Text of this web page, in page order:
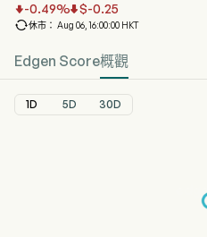
-0.49% $-0.25
休市： Aug 06, 16:00:00 HKT
Edgen Score概觀
1D 5D 30D